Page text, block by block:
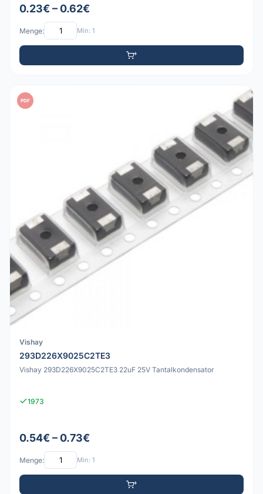
0.23€ – 0.62€
Menge: Min: 1
PDF
Vishay
293D226X9025C2TE3
Vishay 293D226X9025C2TE3 22uF 25V Tantalkondensator
1973
0.54€ – 0.73€
Menge: Min: 1